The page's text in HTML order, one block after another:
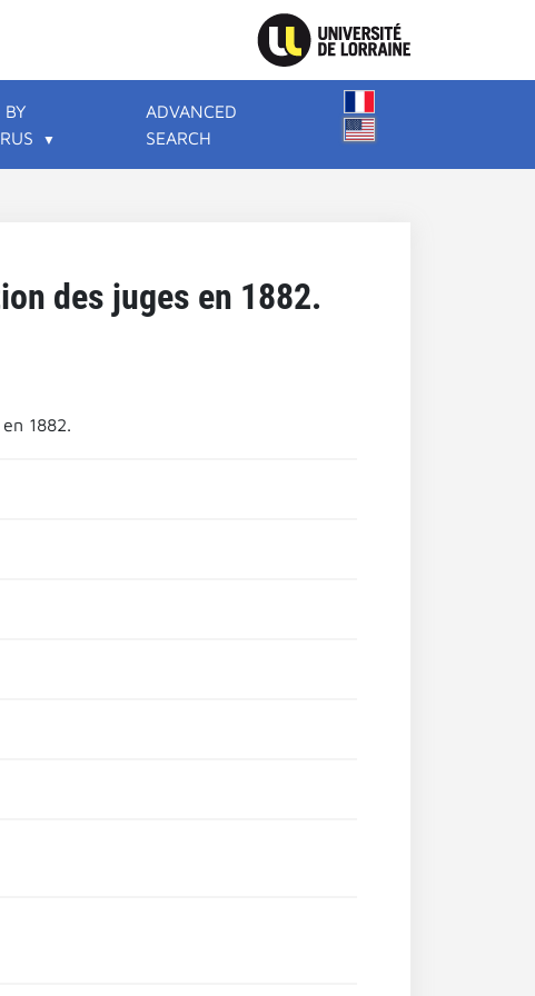
BY
ADVANCED
SEARCH
des juges en 1882.
1882.